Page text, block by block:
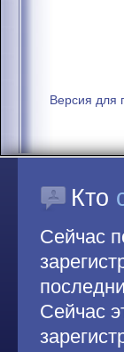
Версия для
Кто
Сейчас
Сейчас